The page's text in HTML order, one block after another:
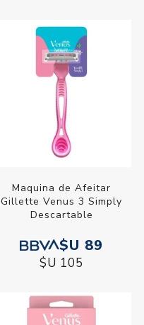
Maquina de Afeitar
Gillette Venus 3 Simply
Descartable
$U 89
$U 105